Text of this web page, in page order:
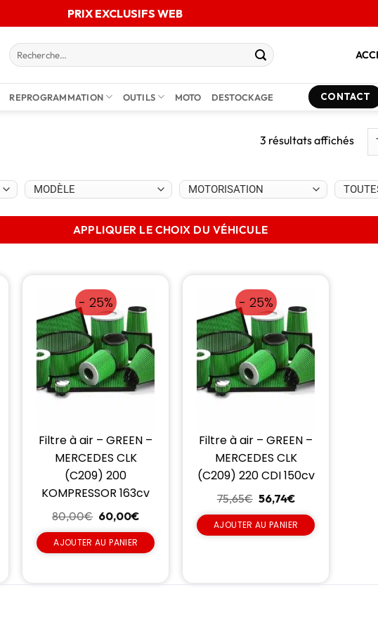
PRIX EXCLUSIFS WEB
REPROGRAMMATION OUTILS MOTO DESTOCKAGE CONTACT
3 résultats affichés
APPLIQUER LE CHOIX DU VÉHICULE
- 25%
Filtre à air – GREEN –
MERCEDES CLK
(C209) 200
KOMPRESSOR 163cv
80,00€ 60,00€
AJOUTER AU PANIER
- 25%
Filtre à air – GREEN –
MERCEDES CLK
(C209) 220 CDI 150cv
75,65€ 56,74€
AJOUTER AU PANIER